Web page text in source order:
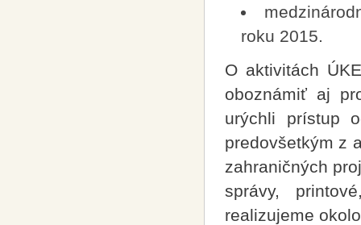
roku 2015.
O aktivitách
oboznámiť aj
urýchli prístup
predovšetkým z
zahraničných
správy,
realizujeme